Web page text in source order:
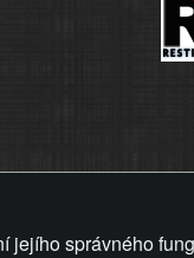
jejího správného